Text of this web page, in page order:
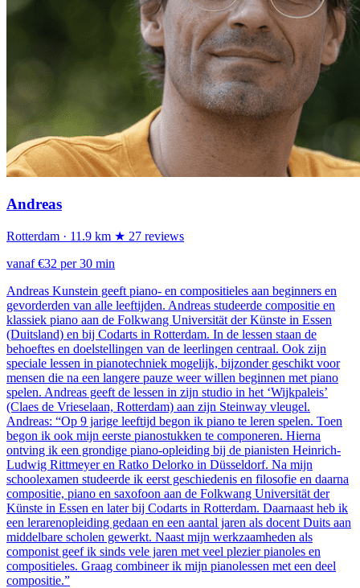
Andreas
Rotterdam · 11.9 km ★ 27 reviews
vanaf €32 per 30 min
Andreas Kunstein geeft piano- en compositieles aan beginners en
gevorderden van alle leeftijden. Andreas studeerde compositie en
klassiek piano aan de Folkwang Universität der Künste in Essen
(Duitsland) en bij Codarts in Rotterdam. In de lessen staan de
behoeftes en doelstellingen van de leerlingen centraal. Ook zijn
speciale lessen in pianotechniek mogelijk, bijzonder geschikt voor
mensen die na een langere pauze weer willen beginnen met piano
spelen. Andreas geeft de lessen in zijn studio in het ‘Wijkpaleis’
(Claes de Vrieselaan, Rotterdam) aan zijn Steinway vleugel.
Andreas: “Op 9 jarige leeftijd begon ik piano te leren spelen. Toen
begon ik ook mijn eerste pianostukken te componeren. Hierna
ontving ik een grondige piano-opleiding bij de pianisten Heinrich-
Ludwig Rittmeyer en Ratko Delorko in Düsseldorf. Na mijn
schoolexamen studeerde ik eerst geschiedenis en filosofie en daarna
compositie, piano en saxofoon aan de Folkwang Universität der
Künste in Essen en later bij Codarts in Rotterdam. Daarnaast heb ik
een lerarenopleiding gedaan en een aantal jaren als docent Duits aan
middelbare scholen gewerkt. Naast mijn werkzaamheden als
componist geef ik sinds vele jaren met veel plezier pianoles en
compositieles. Graag combineer ik mijn pianolessen met een deel
compositie.”